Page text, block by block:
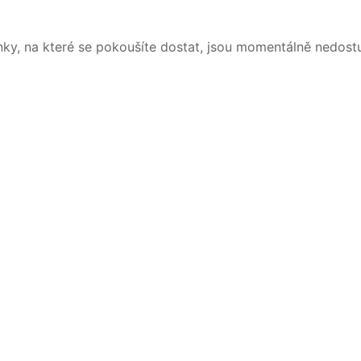
na které se pokoušíte dostat, jsou momentálně